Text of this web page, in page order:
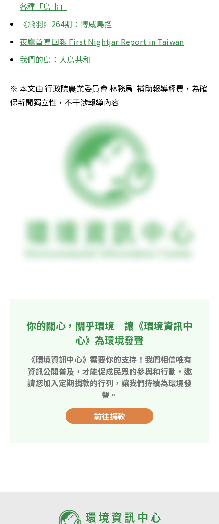
各種「鳥事」
《飛羽》264期：博威鳥控
夜鷹首鳴回報 First Nightjar Report in Taiwan
我們的島：人鳥共和
※ 本文由 行政院農業委員會 林務局  補助報導經費，為確
保新聞獨立性，不干涉報導內容
你的關心，關乎環境—讓《環境資訊中
心》為環境發聲
《環境資訊中心》需要你的支持！我們相信唯有
資訊公開普及，才能促成民眾的參與和行動，邀
請您加入定期捐款的行列，讓我們持續為環境發
聲。
前往捐款